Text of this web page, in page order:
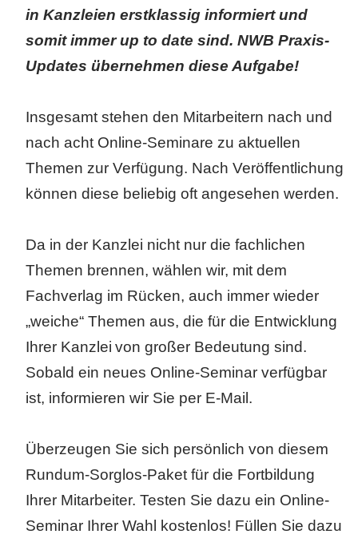
in Kanzleien erstklassig informiert und
somit immer up to date sind. NWB Praxis-
Updates übernehmen diese Aufgabe!
Insgesamt stehen den Mitarbeitern nach und
nach acht Online-Seminare zu aktuellen
Themen zur Verfügung. Nach Veröffentlichung
können diese beliebig oft angesehen werden.
Da in der Kanzlei nicht nur die fachlichen
Themen brennen, wählen wir, mit dem
Fachverlag im Rücken, auch immer wieder
„weiche“ Themen aus, die für die Entwicklung
Ihrer Kanzlei von großer Bedeutung sind.
Sobald ein neues Online-Seminar verfügbar
ist, informieren wir Sie per E-Mail.
Überzeugen Sie sich persönlich von diesem
Rundum-Sorglos-Paket für die Fortbildung
Ihrer Mitarbeiter. Testen Sie dazu ein Online-
Seminar Ihrer Wahl kostenlos! Füllen Sie dazu